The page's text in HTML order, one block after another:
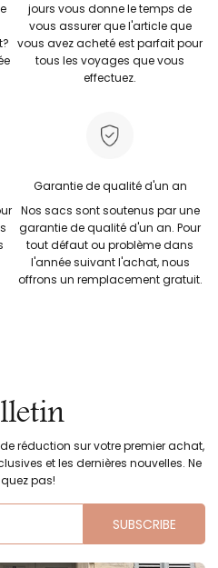
jours vous donne le temps de
vous assurer que l'article que
vous avez acheté est parfait pour
tous les voyages que vous
effectuez.
Garantie de qualité d'un an
Nos sacs sont soutenus par une
garantie de qualité d'un an. Pour
tout défaut ou problème dans
l'année suivant l'achat, nous
offrons un remplacement gratuit.
réduction sur votre premier achat,
et les dernières nouvelles. Ne
pas!
SUBSCRIBE